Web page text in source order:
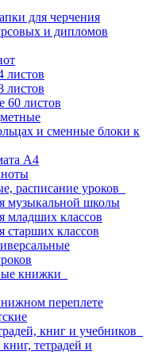
для черчения
и дипломов
листов
листов
60 листов
и сменные блоки к
А4
расписание уроков
музыкальной школы
младших классов
старших классов
книжки
переплете
книг и учебников
тетрадей и